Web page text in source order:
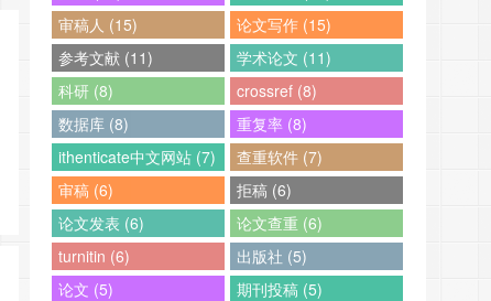
审稿人 (15)
论文写作 (15)
参考文献 (11)
学术论文 (11)
科研 (8)
crossref (8)
数据库 (8)
重复率 (8)
ithenticate中文网站 (7)
查重软件 (7)
审稿 (6)
拒稿 (6)
论文发表 (6)
论文查重 (6)
turnitin (6)
出版社 (5)
论文 (5)
期刊投稿 (5)